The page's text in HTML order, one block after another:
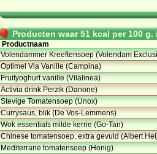
Producten waar 51 kcal per 100
Productnaam
Volendammer Kreeftensoep (Volendam
Optimel Vla Vanille (Campina)
Fruityoghurt vanille (Vilalinea)
Activia drink Perzik (Danone)
Stevige Tomatensoep (Unox)
Currysaus, blik (De Vos-Lemmens)
Wok essentials milde kerrie (Go-Tan)
Chinese tomatensoep, extra gevuld (Albert
Mediterrane tomatensoep (Honig)